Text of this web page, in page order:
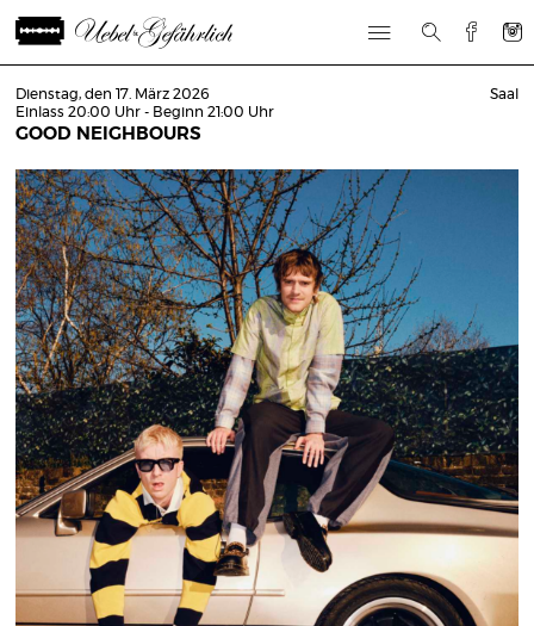
Dienstag, den 17. März 2026
Einlass 20:00 Uhr - Beginn 21:00 Uhr
GOOD NEIGHBOURS
Saal